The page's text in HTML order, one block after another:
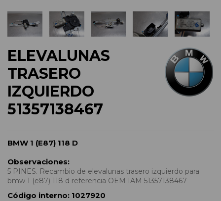
ELEVALUNAS
TRASERO
IZQUIERDO
51357138467
BMW 1 (E87) 118 D
Observaciones:
5 PINES. Recambio de elevalunas trasero izquierdo para
bmw 1 (e87) 118 d referencia OEM IAM 51357138467
Código interno: 1027920